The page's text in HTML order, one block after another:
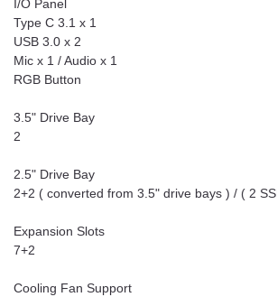
I/O Panel
Type C 3.1 x 1
USB 3.0 x 2
Mic x 1 / Audio x 1
RGB Button
3.5" Drive Bay
2
2.5" Drive Bay
2+2 ( converted from 3.5" drive bays ) / ( 2
Expansion Slots
7+2
Cooling Fan Support